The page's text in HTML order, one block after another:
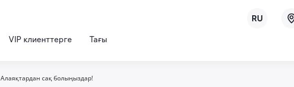
VIP клиенттерге Тағы
Алаяқтардан сақ болыңыздар!